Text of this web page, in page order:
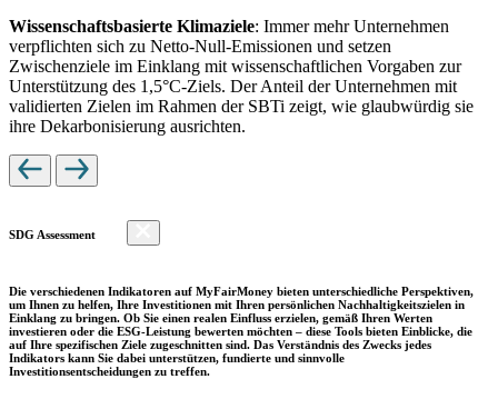
Wissenschaftsbasierte Klimaziele: Immer mehr Unternehmen
verpflichten sich zu Netto-Null-Emissionen und setzen
Zwischenziele im Einklang mit wissenschaftlichen Vorgaben zur
Unterstützung des 1,5°C-Ziels. Der Anteil der Unternehmen mit
validierten Zielen im Rahmen der SBTi zeigt, wie glaubwürdig sie
ihre Dekarbonisierung ausrichten.
SDG Assessment
Die verschiedenen Indikatoren auf MyFairMoney bieten unterschiedliche Perspektiven,
um Ihnen zu helfen, Ihre Investitionen mit Ihren persönlichen Nachhaltigkeitszielen in
Einklang zu bringen. Ob Sie einen realen Einfluss erzielen, gemäß Ihren Werten
investieren oder die ESG-Leistung bewerten möchten – diese Tools bieten Einblicke, die
auf Ihre spezifischen Ziele zugeschnitten sind. Das Verständnis des Zwecks jedes
Indikators kann Sie dabei unterstützen, fundierte und sinnvolle
Investitionsentscheidungen zu treffen.